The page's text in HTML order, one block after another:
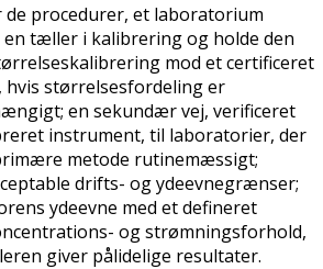
de procedurer, et laboratorium
tæller i kalibrering og holde den
mod et certificeret
hvis størrelsesfordeling er
en sekundær vej, verificeret
instrument, til laboratorier, der
metode rutinemæssigt;
drifts- og ydeevnegrænser;
ydeevne med et defineret
og strømningsforhold,
giver pålidelige resultater.